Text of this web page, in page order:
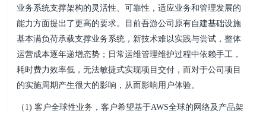
业务系统支撑架构的灵活性、可靠性，适应业务和管理发展的
能力方面提出了更高的要求。目前吾游公司原有自建基础设施
基本满负荷承载支撑业务系统，新技术难以实践与尝试，整体
运营成本逐年递增态势；日常运维管理维护过程中依赖手工，
耗时费力效率低，无法敏捷式实现项目交付，而对于公司项目
的实施周期产生很大的影响，从而影响用户体验。
（1) 客户全球性业务，客户希望基于AWS全球的网络及产品架